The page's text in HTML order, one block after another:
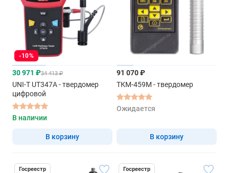
-10%
30 971 ₽34 413 ₽
UNI-T UT347A - твердомер
цифровой
В наличии
В корзину
91 070 ₽
ТКМ-459М - твердомер
Ожидается
В корзину
Госреестр Госреестр